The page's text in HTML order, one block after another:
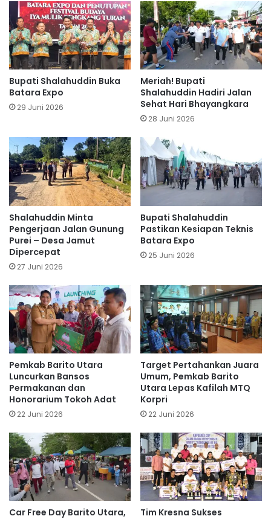
Bupati Shalahuddin Buka
Batara Expo
29 Juni 2026
Meriah! Bupati
Shalahuddin Hadiri Jalan
Sehat Hari Bhayangkara
28 Juni 2026
Shalahuddin Minta
Pengerjaan Jalan Gunung
Purei – Desa Jamut
Dipercepat
27 Juni 2026
Bupati Shalahuddin
Pastikan Kesiapan Teknis
Batara Expo
25 Juni 2026
Pemkab Barito Utara
Luncurkan Bansos
Permakanan dan
Honorarium Tokoh Adat
22 Juni 2026
Target Pertahankan Juara
Umum, Pemkab Barito
Utara Lepas Kafilah MTQ
Korpri
22 Juni 2026
Car Free Day Barito Utara,
Tim Kresna Sukses